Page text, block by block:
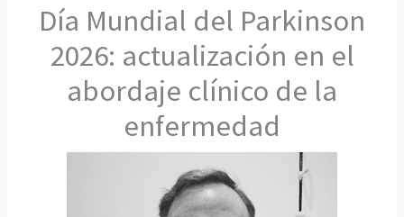
Día Mundial del Parkinson
2026: actualización en el
abordaje clínico de la
enfermedad